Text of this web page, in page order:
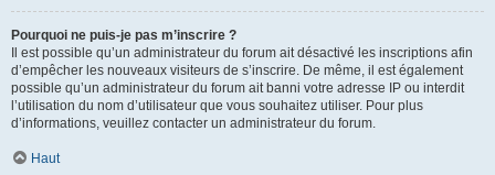
Pourquoi ne puis-je pas m’inscrire ?
Il est possible qu’un administrateur du forum ait désactivé les inscriptions afin
d’empêcher les nouveaux visiteurs de s’inscrire. De même, il est également
possible qu’un administrateur du forum ait banni votre adresse IP ou interdit
l’utilisation du nom d’utilisateur que vous souhaitez utiliser. Pour plus
d’informations, veuillez contacter un administrateur du forum.
Haut